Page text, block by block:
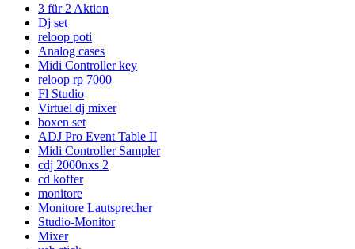
3 für 2 Aktion
Dj set
reloop poti
Analog cases
Midi Controller key
reloop rp 7000
Fl Studio
Virtuel dj mixer
boxen set
ADJ Pro Event Table II
Midi Controller Sampler
cdj 2000nxs 2
cd koffer
monitore
Monitore Lautsprecher
Studio-Monitor
Mixer